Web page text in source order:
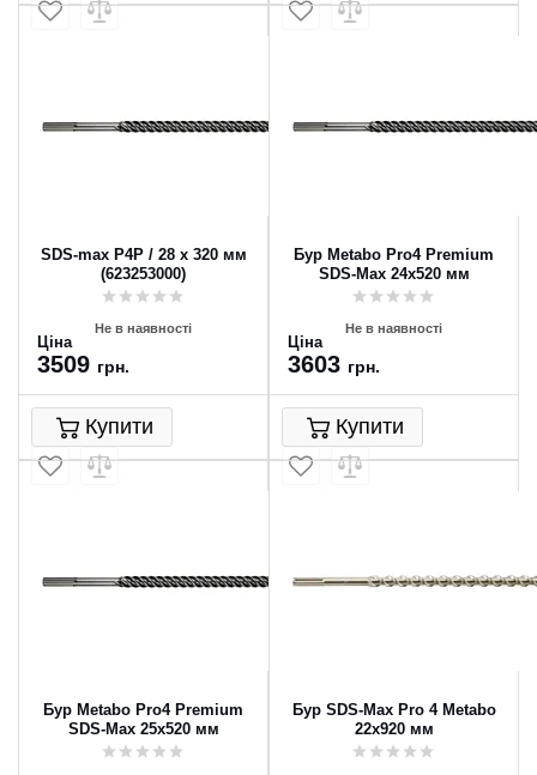
SDS-max P4P / 28 x 320 мм
(623253000)
Не в наявності
Ціна
3509 грн.
Купити
Бур Metabo Pro4 Premium
SDS-Max 24x520 мм
Не в наявності
Ціна
3603 грн.
Купити
Бур Metabo Pro4 Premium
SDS-Max 25x520 мм
Бур SDS-Max Pro 4 Metabo
22x920 мм